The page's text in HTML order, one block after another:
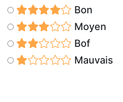
Bon
Moyen
Bof
Mauvais